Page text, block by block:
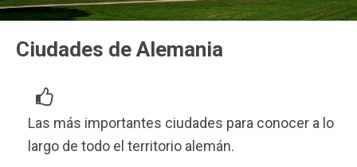
Ciudades de Alemania
Las más importantes ciudades para conocer a lo
largo de todo el territorio alemán.